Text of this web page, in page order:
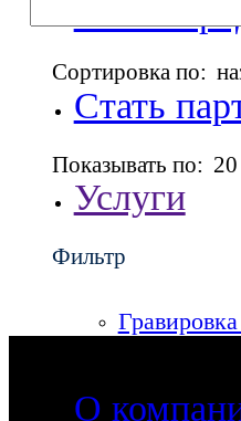
Стать
Услуги
Сервисный
О
Сортировка по:
Показывать по: 20
Фильтр